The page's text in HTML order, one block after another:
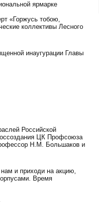
ярмарке
«Горжусь тобою,
коллективы Лесного
инаугурации Главы
Российской
ЦК Профсоюза
Н.М. Большаков и
и приходи на акцию,
Время